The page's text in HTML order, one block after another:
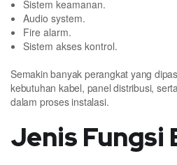
Sistem keamanan.
Audio system.
Fire alarm.
Sistem akses kontrol.
Semakin banyak perangkat yang
kebutuhan kabel, panel distribusi,
dalam proses instalasi.
Jenis Fungsi